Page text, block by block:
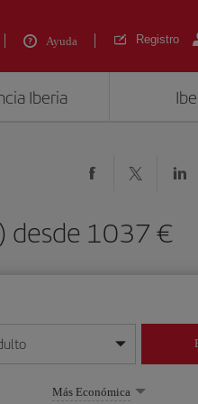
Ayuda Registro
Iberia
desde 1037 €
mes/año
Más Económica